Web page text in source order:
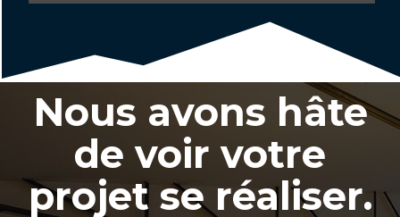
Nous avons hâte
de voir votre
projet se réaliser.